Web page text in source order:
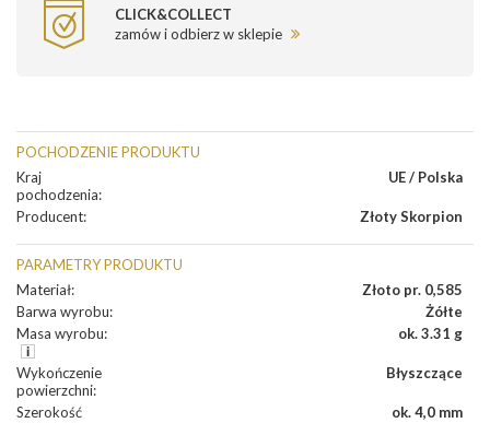
CLICK&COLLECT
zamów i odbierz w sklepie
POCHODZENIE PRODUKTU
Kraj
pochodzenia:
UE / Polska
Producent: Złoty Skorpion
PARAMETRY PRODUKTU
Materiał:
Złoto pr. 0,585
Barwa wyrobu:
Żółte
Masa wyrobu: ok. 3.31 g
Wykończenie
powierzchni:
Błyszczące
Szerokość
ok. 4,0 mm